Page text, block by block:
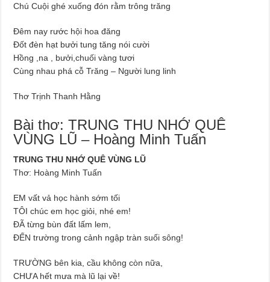
Chú Cuội ghé xuống đón rằm trông trăng
Đêm nay rước hội hoa đăng
Đốt đèn hạt bưởi tung tăng nói cười
Hồng ,na , bưởi,chuối vàng tươi
Cùng nhau phá cỗ Trăng – Người lung linh
Thơ Trịnh Thanh Hằng
Bài thơ: TRUNG THU NHỚ QUÊ
VÙNG LŨ – Hoàng Minh Tuấn
TRUNG THU NHỚ QUÊ VÙNG LŨ
Thơ: Hoàng Minh Tuấn
EM vất vả học hành sớm tối
TÔI chúc em học giỏi, nhé em!
ĐÃ từng bùn đất lấm lem,
ĐẾN trường trong cảnh ngập tràn suối sông!
TRƯỜNG bên kia, cầu không còn nữa,
CHƯA hết mưa mà lũ lại về!